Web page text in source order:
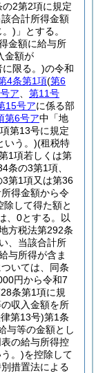
2第2項に規定
合計所得金額
。) 」とする。
金額に給与所
金額が
限る。)の令和
4条第1項(第6
ア
第11号
15号アに係る部
第6号ア中「地
第13号に規定
いう。)(租税特
1項若しくは第
条の3第1項、
第1項又は第36
得金額から令
して得た額と
、0とする。以
方税法第292条
、当該合計所
与所得が含ま
いては、同条
円から令和7
条第1項に規
収入金額を所
第13号)第1条
与等の金額とし
の給与所得控
。)を控除して
措置法による